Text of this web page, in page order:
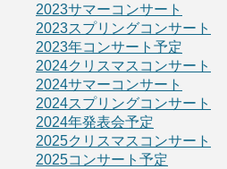
2023サマーコンサート
2023スプリングコンサート
2023年コンサート予定
2024クリスマスコンサート
2024サマーコンサート
2024スプリングコンサート
2024年発表会予定
2025クリスマスコンサート
2025コンサート予定